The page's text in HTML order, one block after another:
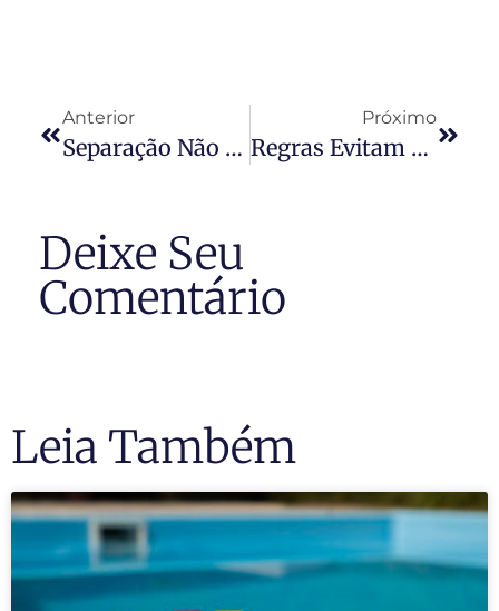
Anterior
Separação Não Impede Ex-Cônjuge De Acessar Sua Unidade No Condomínio
Próximo
Regras Evitam Conflitos Para Quem Tem Animais Em Condomínios
Deixe Seu
Comentário
Leia Também